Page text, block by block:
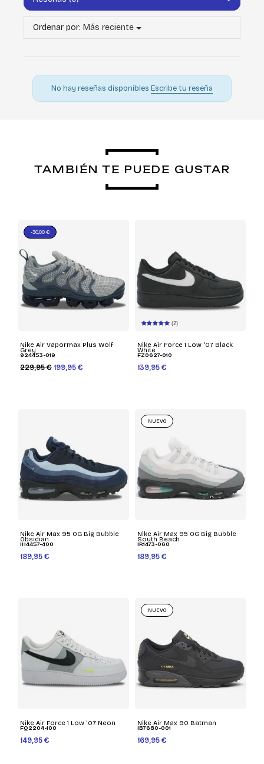
Ordenar por: Más reciente
No hay reseñas disponibles Escribe tu reseña
TAMBIÉN TE PUEDE GUSTAR
Nike Air Vapormax Plus Wolf
Grey
924453-019
229,95 € 199,95 €
-30,00 €
(2)
Nike Air Force 1 Low '07 Black
White
FZ0627-010
139,95 €
Nike Air Max 95 OG Big Bubble
Obsidian
IH4457-400
189,95 €
Nike Air Max 95 OG Big Bubble
South Beach
IR1473-060
189,95 €
NUEVO
Nike Air Force 1 Low '07 Neon
FQ2204-100
149,95 €
Nike Air Max 90 Batman
IB7680-001
169,95 €
NUEVO